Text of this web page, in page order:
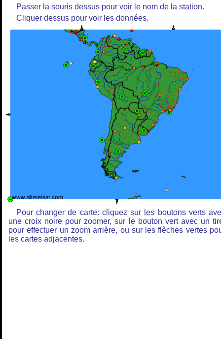
Passer la souris dessus pour voir le nom de la station.
Cliquer dessus pour voir les données.
Pour changer de carte: cliquez sur les boutons verts
une croix noire pour zoomer, sur le bouton vert avec un
pour effectuer un zoom arrière, ou sur les flèches vertes
les cartes adjacentes.